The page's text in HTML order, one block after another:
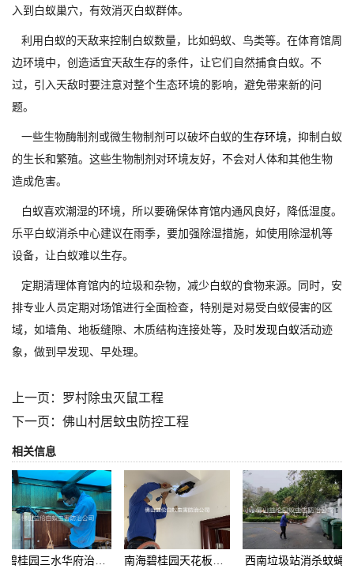
入到白蚁巢穴，有效消灭白蚁群体。
利用白蚁的天敌来控制白蚁数量，比如蚂蚁、鸟类等。在体育馆周
边环境中，创造适宜天敌生存的条件，让它们自然捕食白蚁。不
过，引入天敌时要注意对整个生态环境的影响，避免带来新的问
题。
一些生物酶制剂或微生物制剂可以破坏白蚁的生存环境，抑制白蚁
的生长和繁殖。这些生物制剂对环境友好，不会对人体和其他生物
造成危害。
白蚁喜欢潮湿的环境，所以要确保体育馆内通风良好，降低湿度。
乐平白蚁消杀中心建议在雨季，要加强除湿措施，如使用除湿机等
设备，让白蚁难以生存。
定期清理体育馆内的垃圾和杂物，减少白蚁的食物来源。同时，安
排专业人员定期对场馆进行全面检查，特别是对易受白蚁侵害的区
域，如墙角、地板缝隙、木质结构连接处等，及时发现白蚁活动迹
象，做到早发现、早处理。
上一页： 罗村除虫灭鼠工程
下一页： 佛山村居蚊虫防控工程
相关信息
西南垃圾站消杀蚊蝇